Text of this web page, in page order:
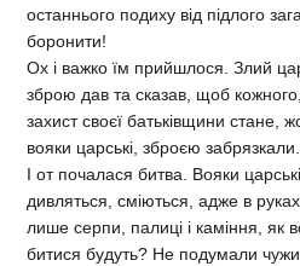
останнього подиху від підлого
боронити!
Ох і важко їм прийшлося. Злий
зброю дав та сказав, щоб кожного,
захист своєї батьківщини стане,
вояки царські, зброєю забрязкали.
І от почалася битва. Вояки
дивляться, сміються, адже в
лише серпи, палиці і каміння, як
битися будуть? Не подумали